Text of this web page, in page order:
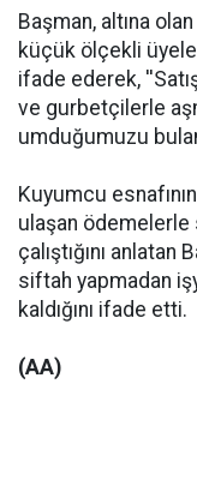
Başman, altına
küçük ölçekli
ifade ederek,
ve gurbetçilerle
umduğumuzu
Kuyumcu
ulaşan ödemelerle
çalıştığını
siftah yapmadan
kaldığını ifade etti.
(AA)